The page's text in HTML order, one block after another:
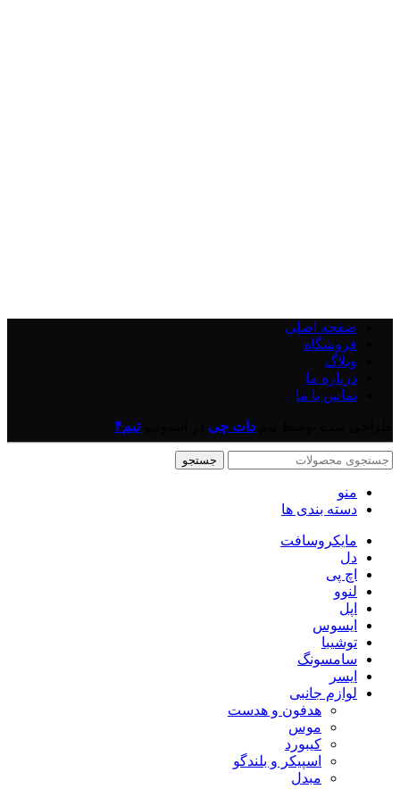
صفحه اصلی
فروشگاه
وبلاگ
درباره ما
تماس با ما
دات چی استودیوتیم۴
جستجو
منو
دسته بندی ها
مایکروسافت
دل
اچ پی
لنوو
اپل
ایسوس
توشیبا
سامسونگ
ایسر
لوازم جانبی
هدفون و هدست
موس
کیبورد
اسپیکر و بلندگو
مبدل